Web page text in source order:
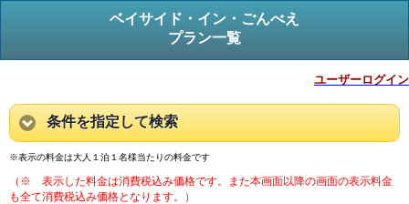
ベイサイド・イン・ごんべえ
プラン一覧
ユーザーログイン
条件を指定して検索
※表示の料金は大人１泊１名様当たりの料金です
（※ 表示した料金は消費税込み価格です。また本画面以降の画面の表示料金
も全て消費税込み価格となります。）